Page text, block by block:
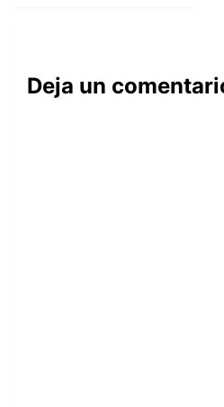
Deja un